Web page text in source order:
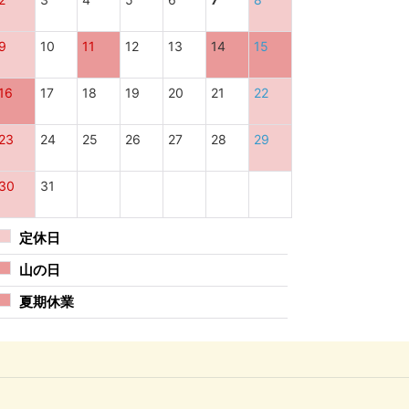
10 11 12 13 14 15
17 18 19 20 21 22
24 25 26 27 28 29
31
定休日
山の日
夏期休業